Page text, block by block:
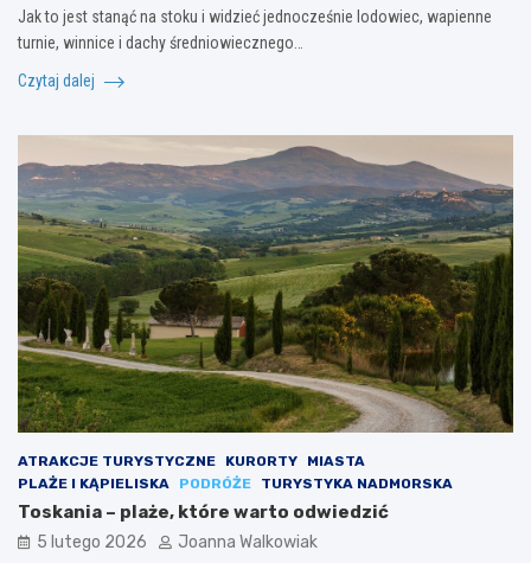
Jak to jest stanąć na stoku i widzieć jednocześnie lodowiec, wapienne
turnie, winnice i dachy średniowiecznego…
Czytaj dalej
ATRAKCJE TURYSTYCZNE KURORTY
MIASTA
PLAŻE I KĄPIELISKA
PODRÓŻE TURYSTYKA NADMORSKA
Toskania – plaże, które warto odwiedzić
5 lutego 2026 Joanna Walkowiak